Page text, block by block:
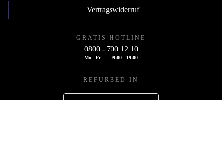
Vertragswiderruf
GRATIS HOTLINE
0800 - 700 12 10
Mo - Fr 09:00 - 19:00
REFURBED IN
Deutschland